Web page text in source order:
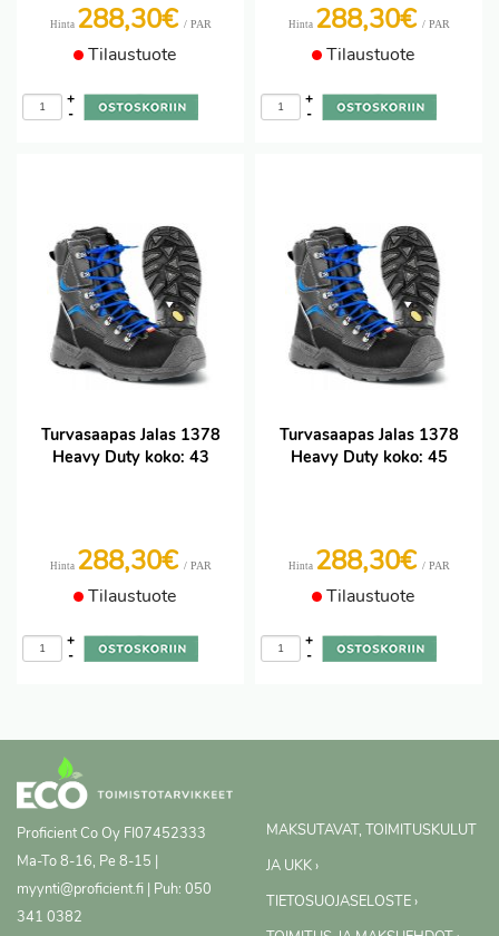
Hinta 288,30€ / PAR
Tilaustuote
-
+
Hinta 288,30€ / PAR
Tilaustuote
-
+
Turvasaapas Jalas 1378
Heavy Duty koko: 43
Hinta 288,30€ / PAR
Tilaustuote
-
+
Turvasaapas Jalas 1378
Heavy Duty koko: 45
Hinta 288,30€ / PAR
Tilaustuote
-
+
Proficient Co Oy FI07452333
Ma-To 8-16, Pe 8-15 |
myynti@proficient.fi | Puh: 050
341 0382
MAKSUTAVAT, TOIMITUSKULUT
JA UKK ›
TIETOSUOJASELOSTE ›